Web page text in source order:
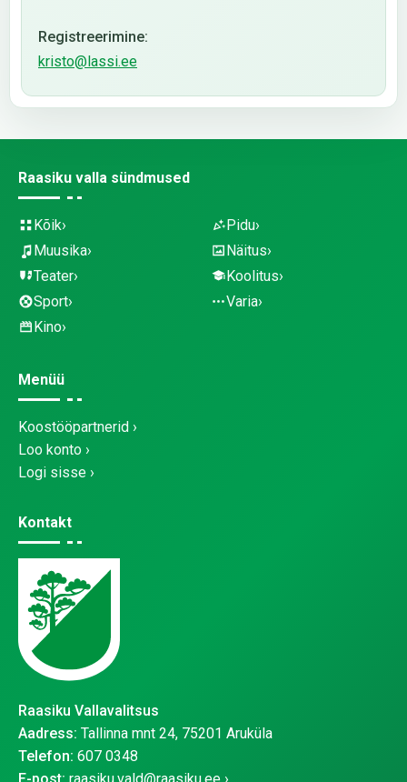
Registreerimine:
kristo@lassi.ee
Raasiku valla sündmused
Kõik
Muusika
Teater
Sport
Kino
Pidu
Näitus
Koolitus
Varia
Menüü
Koostööpartnerid
Loo konto
Logi sisse
Kontakt
Raasiku Vallavalitsus
Aadress: Tallinna mnt 24, 75201 Aruküla
Telefon: 607 0348